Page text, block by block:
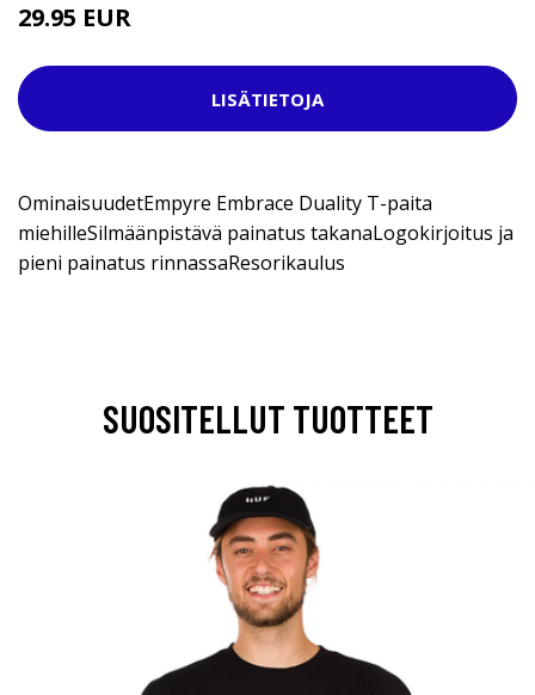
29.95 EUR
LISÄTIETOJA
OminaisuudetEmpyre Embrace Duality T-paita
miehilleSilmäänpistävä painatus takanaLogokirjoitus ja
pieni painatus rinnassaResorikaulus
SUOSITELLUT TUOTTEET